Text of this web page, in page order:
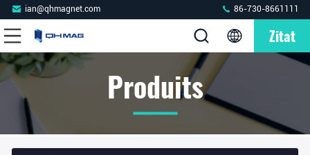
ian@qhmagnet.com 86-730-8661111
Zitat
Produits